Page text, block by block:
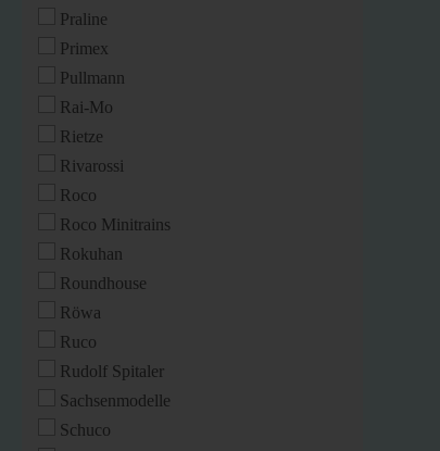
Praline
Primex
Pullmann
Rai-Mo
Rietze
Rivarossi
Roco
Roco Minitrains
Rokuhan
Roundhouse
Röwa
Ruco
Rudolf Spitaler
Sachsenmodelle
Schuco